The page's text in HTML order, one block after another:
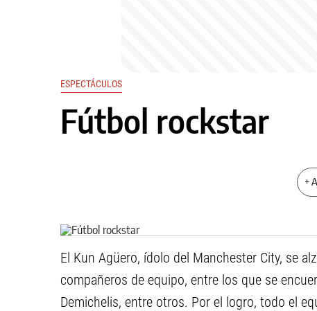
ESPECTÁCULOS
Fútbol rockstar
+
El Kun Agüero, ídolo del Manchester City, se
compañeros de equipo, entre los que se
Demichelis, entre otros. Por el logro, todo el